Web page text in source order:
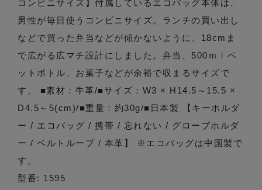
コンビニサイズ】付属しているエコバッグ本体は、
男性が毎日使うコンビニサイズ。ランチの買い出し
などで買った弁当などが傾かないように、18cmま
で広がる広マチ設計にしました。弁当、500ｍｌペ
ットボトル、お菓子などが余裕で収まるサイズで
す。 ■素材：牛革/■サイズ：W3 × H14.5～15.5 ×
D4.5～5(cm)/■重量：約30g/■日本製 【キーホルダ
ー / エコバッグ / 携帯 / 忘れない / グローブホルダ
ー / ベルトループ / 本革】 ※エコバッグは中国製で
す。
型番: 1595